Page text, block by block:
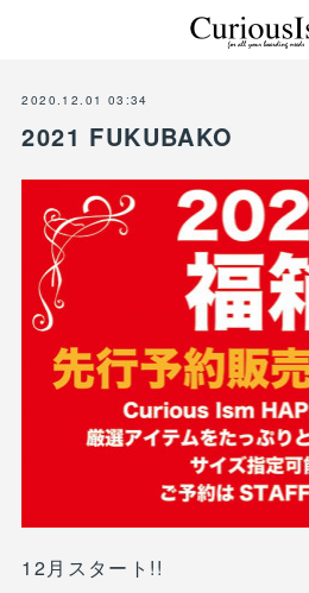
2020.12.01 03:34
2021 FUKUBAKO
12月スタート!!